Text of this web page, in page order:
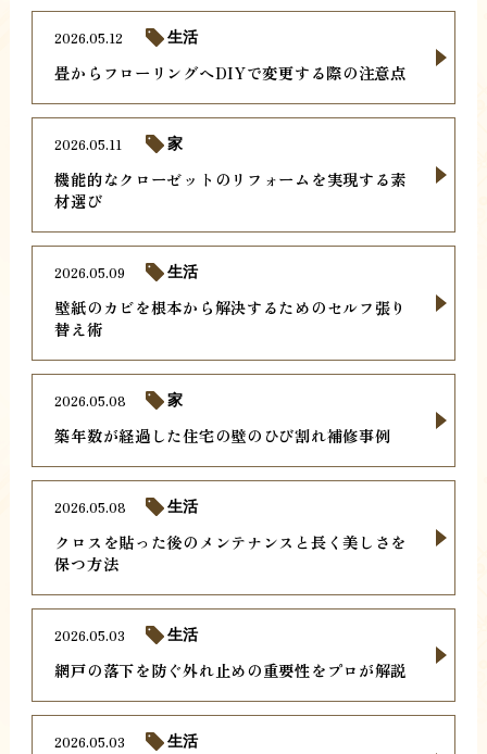
畳からフローリングへDIYで変更する際の注意点
2026.05.12 生活
機能的なクローゼットのリフォームを実現する素
材選び
2026.05.11 家
壁紙のカビを根本から解決するためのセルフ張り
替え術
2026.05.09 生活
築年数が経過した住宅の壁のひび割れ補修事例
2026.05.08 家
クロスを貼った後のメンテナンスと長く美しさを
保つ方法
2026.05.08 生活
網戸の落下を防ぐ外れ止めの重要性をプロが解説
2026.05.03 生活
2026.05.03 生活